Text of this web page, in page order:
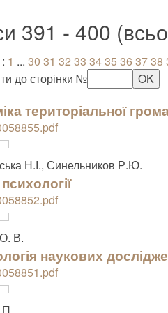
391 - 400
1 ... 30 31 32 33 3435 36 3738
до сторінки №
територіальної
Н.І., Синельников Р.Ю.
В.
наукових